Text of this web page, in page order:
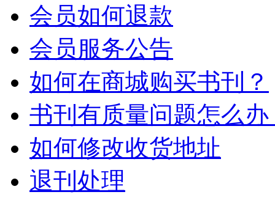
会员如何退款
会员服务公告
如何在商城购买书刊？
书刊有质量问题怎么办
如何修改收货地址
退刊处理